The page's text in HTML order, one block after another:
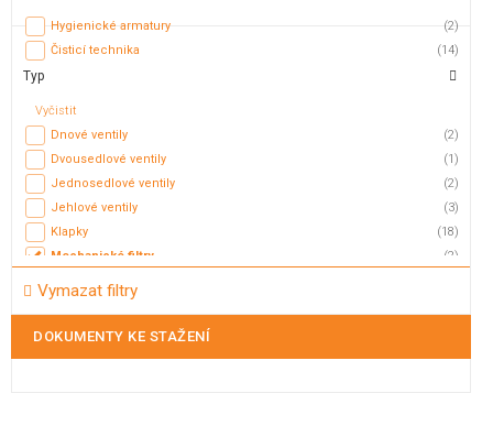
Hygienické armatury
(2)
Čisticí technika
(14)
Typ
Vyčistit
Dnové ventily
(2)
Dvousedlové ventily
(1)
Jednosedlové ventily
(2)
Jehlové ventily
(3)
Klapky
(18)
Mechanické filtry
(2)
Mycí hlavice
Mycí koule
Vymazat filtry
DOKUMENTY KE STAŽENÍ